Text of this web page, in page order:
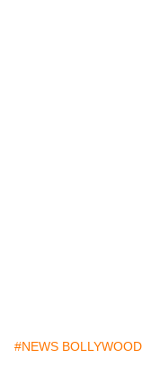
#NEWS BOLLYWOOD